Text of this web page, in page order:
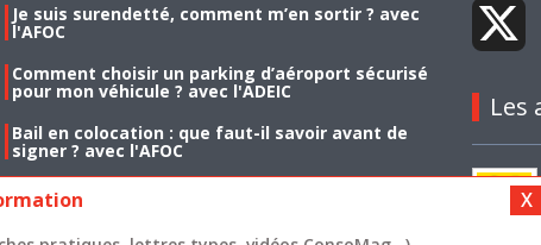
Je suis surendetté, comment m’en sortir ? avec
l'AFOC
Comment choisir un parking d’aéroport sécurisé
pour mon véhicule ? avec l'ADEIC
Bail en colocation : que faut-il savoir avant de
signer ? avec l'AFOC
Les